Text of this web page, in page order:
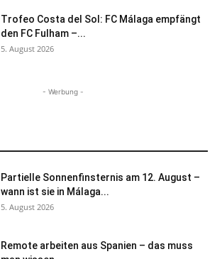
Trofeo Costa del Sol: FC Málaga empfängt
den FC Fulham –...
5. August 2026
- Werbung -
Partielle Sonnenfinsternis am 12. August –
wann ist sie in Málaga...
5. August 2026
Remote arbeiten aus Spanien – das muss